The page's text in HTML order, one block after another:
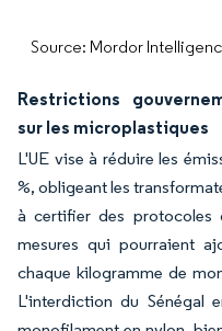
Source: Mordor
Restrictions
sur les microplastiques
L'UE vise à réduire les
%, obligeant les
à certifier des
mesures qui pourraient
chaque kilogramme de
L'interdiction du Sénégal